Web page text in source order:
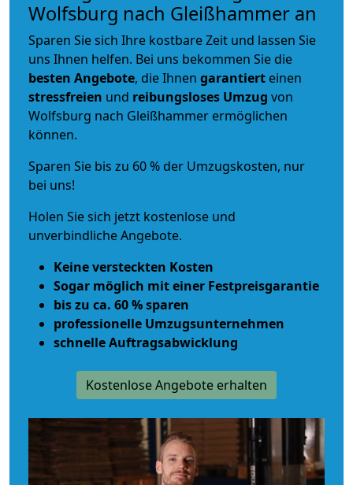
Wolfsburg nach Gleißhammer an
Sparen Sie sich Ihre kostbare Zeit und lassen Sie
uns Ihnen helfen. Bei uns bekommen Sie die
besten Angebote, die Ihnen garantiert einen
stressfreien und reibungsloses Umzug von
Wolfsburg nach Gleißhammer ermöglichen
können.
Sparen Sie bis zu 60 % der Umzugskosten, nur
bei uns!
Holen Sie sich jetzt kostenlose und
unverbindliche Angebote.
Keine versteckten Kosten
Sogar möglich mit einer Festpreisgarantie
bis zu ca. 60 % sparen
professionelle Umzugsunternehmen
schnelle Auftragsabwicklung
Kostenlose Angebote erhalten